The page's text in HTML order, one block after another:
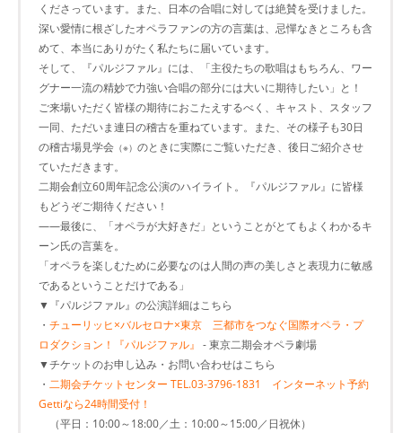
くださっています。また、日本の合唱に対しては絶賛を受けました。
深い愛情に根ざしたオペラファンの方の言葉は、忌憚なきところも含
めて、本当にありがたく私たちに届いています。
そして、『パルジファル』には、「主役たちの歌唱はもちろん、ワー
グナー一流の精妙で力強い合唱の部分には大いに期待したい」と！
ご来場いただく皆様の期待におこたえするべく、キャスト、スタッフ
一同、ただいま連日の稽古を重ねています。また、その様子も30日
の稽古場見学会 （※） のときに実際にご覧いただき、後日ご紹介させ
ていただきます。
二期会創立60周年記念公演のハイライト。『パルジファル』に皆様
もどうぞご期待ください！
――最後に、「オペラが大好きだ」ということがとてもよくわかるキ
ーン氏の言葉を。
「オペラを楽しむために必要なのは人間の声の美しさと表現力に敏感
であるということだけである」
▼『パルジファル』の公演詳細はこちら
・ チューリッヒ×バルセロナ×東京 三都市をつなぐ国際オペラ・プ
ロダクション！『パルジファル』 - 東京二期会オペラ劇場
▼チケットのお申し込み・お問い合わせはこちら
・ 二期会チケットセンター TEL.03-3796-1831 インターネット予約
Gettiなら24時間受付！
（平日：10:00～18:00／土：10:00～15:00／日祝休）